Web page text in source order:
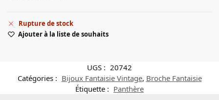
Rupture de stock
Ajouter à la liste de souhaits
UGS : 20742
Catégories : Bijoux Fantaisie Vintage, Broche Fantaisie
Étiquette : Panthère